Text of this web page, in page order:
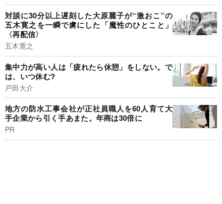
対談に30分以上遅刻した大原麗子が“激おこ”の
五木寛之を一瞬で虜にした「魔性のひとこと」
〈再配信〉
五木寛之
集中力が高い人は「疲れたら休憩」をしない。で
は、いつ休む?
戸田大介
地方の防水工事会社が正社員職人を60人育て大
手企業から引く手あまた。年商は30倍に
PR